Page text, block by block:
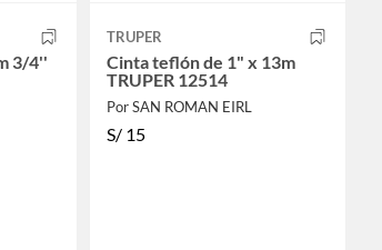
3/4''
TRUPER
Cinta teflón de 1" x 13m
TRUPER 12514
Por SAN ROMAN EIRL
S/ 15